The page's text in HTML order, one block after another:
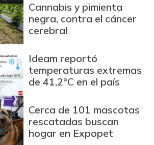
Cannabis y pimienta
negra, contra el cáncer
cerebral
Ideam reportó
temperaturas extremas
de 41,2°C en el país
Cerca de 101 mascotas
rescatadas buscan
hogar en Expopet